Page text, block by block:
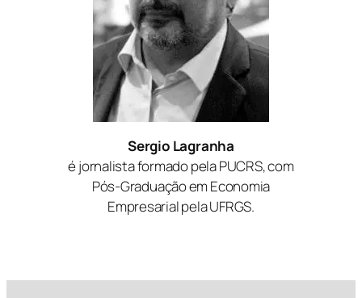
Sergio Lagranha
é jornalista formado pela PUCRS, com
Pós-Graduação em Economia
Empresarial pela UFRGS.